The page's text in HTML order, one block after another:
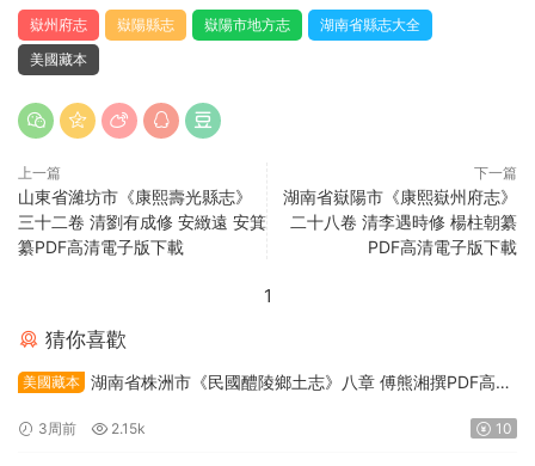
嶽州府志 嶽陽縣志 嶽陽市地方志
湖南省縣志大全
美國藏本
上一篇
山東省濰坊市《康熙壽光縣志》
三十二卷 清劉有成修 安緻遠 安箕
纂PDF高清電子版下載
下一篇
湖南省嶽陽市《康熙嶽州府志》
二十八卷 清李遇時修 楊柱朝纂
PDF高清電子版下載
1
猜你喜歡
美國藏本 湖南省株洲市《民國醴陵鄉土志》八章 傅熊湘撰PDF高清
3周前 2.15k 10